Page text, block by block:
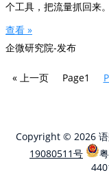
个工具，把流量抓回来
查看 »
企微研究院-发布
« 上一页 Page1
Copyright © 2026 语
19080511号